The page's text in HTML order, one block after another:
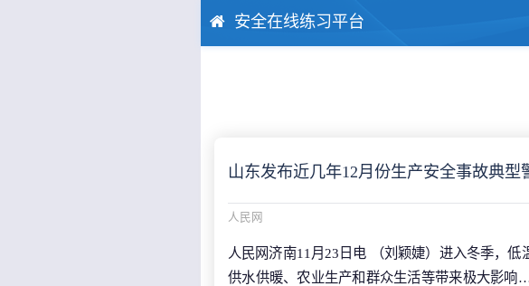
安全在线练习平台
山东发布近几年12月份生产安全事故典型
人民网
人民网济南11月23日电 （刘颖婕）进入冬季，
供水供暖、农业生产和群众生活等带来极大影